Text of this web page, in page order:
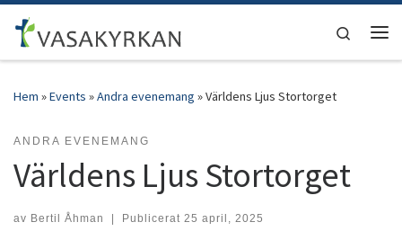
Hoppa till innehåll
Search
Hem »Events »Andra evenemang »Världens Ljus Stortorget
ANDRA EVENEMANG
Världens Ljus Stortorget
av Bertil Åhman | Publicerat 25 april, 2025